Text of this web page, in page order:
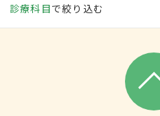
診療科目で絞り込む